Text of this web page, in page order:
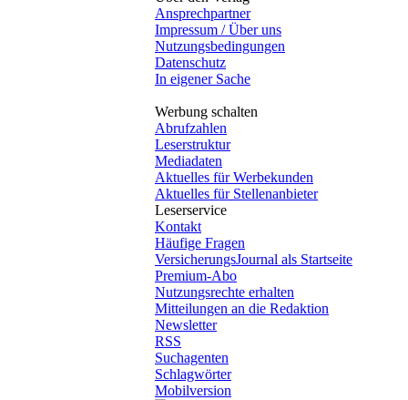
Ansprechpartner
Impressum / Über uns
Nutzungsbedingungen
Datenschutz
In eigener Sache
Werbung schalten
Abrufzahlen
Leserstruktur
Mediadaten
Aktuelles für Werbekunden
Aktuelles für Stellenanbieter
Leserservice
Kontakt
Häufige Fragen
VersicherungsJournal als Startseite
Premium-Abo
Nutzungsrechte erhalten
Mitteilungen an die Redaktion
Newsletter
RSS
Suchagenten
Schlagwörter
Mobilversion